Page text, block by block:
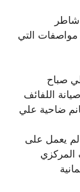
شاطر
التي
صباح
اللفائف
ضاحية علي
يعمل على
المركزي